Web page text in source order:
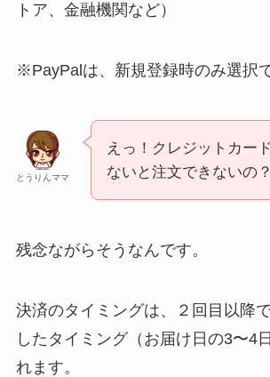
トア、金融機関など）
※PayPalは、新規登録時のみ選択で
とうりんママ
えっ！クレジットカー
ないと注文できないの？
残念ながらそうなんです。
決済のタイミングは、２回目以降
したタイミング（お届け日の3〜4
れます。